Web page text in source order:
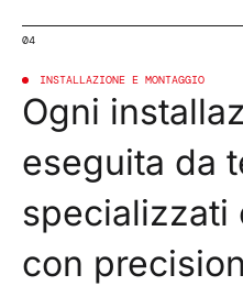
04
INSTALLAZIONE E MONTAGGIO
Ogni
eseguita da
specializzati
con